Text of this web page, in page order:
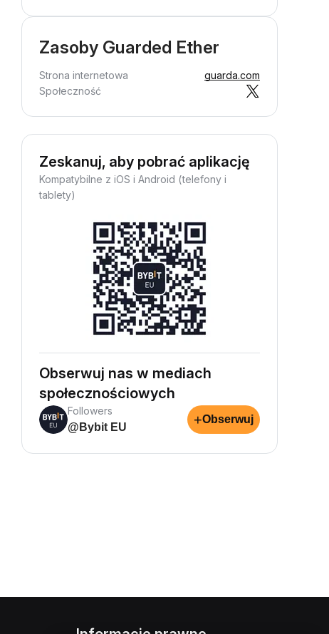
Zasoby Guarded Ether
Strona internetowa
guarda.com
Społeczność
Zeskanuj, aby pobrać aplikację
Kompatybilne z iOS i Android (telefony i
tablety)
Obserwuj nas w mediach
społecznościowych
Followers
@Bybit EU
+Obserwuj